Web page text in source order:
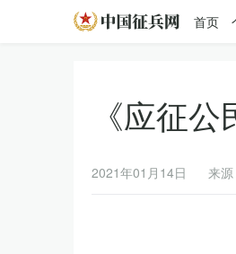
首页
《应征
2021年01月14日 来